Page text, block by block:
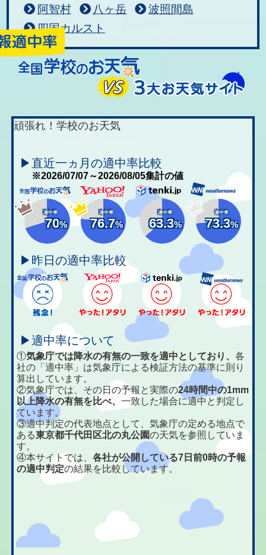
阿智村
八ヶ岳
波照間島
四国カルスト
頑張れ！学校のお天気
▶直近一ヵ月の適中率比較
※2026/07/07～2026/08/05集計の値
適中率
70%
適中率
76.7%
適中率
63.3%
適中率
73.3%
▶昨日の適中率比較
▶適中率について
①気象庁では降水の有無の一致を適中としており、各
社の「適中率」は気象庁による検証方法の基準に則り
算出しています。
②気象庁では、その日の予報と実際の24時間中の1mm
以上降水の有無を比べ、一致した場合に適中と判定し
ています。
③適中判定の代表地点として、気象庁の定める地点で
ある東京都千代田区北の丸公園の天気を参照していま
す。
④本サイトでは、各社が公開している7日前0時の予報
の適中判定の結果を比較しています。